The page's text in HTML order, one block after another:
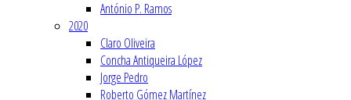
António P. Ramos
2020
Claro Oliveira
Concha Antiqueira López
Jorge Pedro
Roberto Gómez Martínez